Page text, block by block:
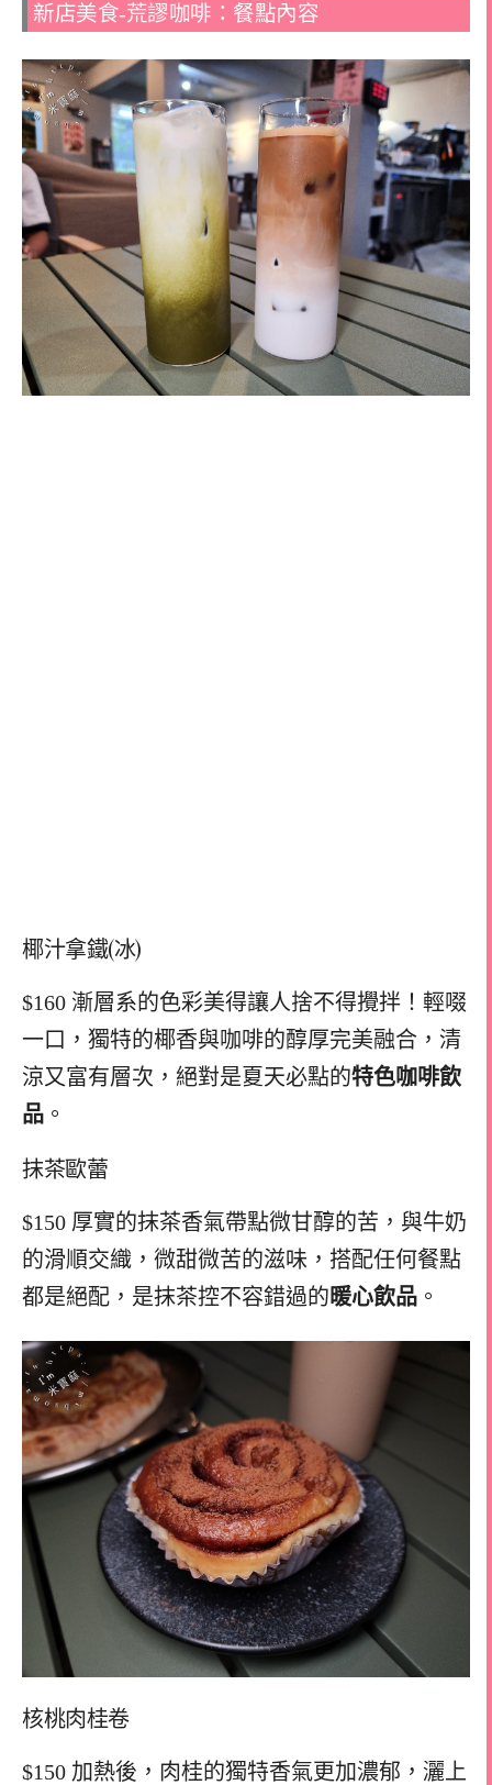
新店美食-荒謬咖啡：餐點內容
椰汁拿鐵(冰)
$160 漸層系的色彩美得讓人捨不得攪拌！輕啜
一口，獨特的椰香與咖啡的醇厚完美融合，清
涼又富有層次，絕對是夏天必點的特色咖啡飲
品 。
抹茶歐蕾
$150 厚實的抹茶香氣帶點微甘醇的苦，與牛奶
的滑順交織，微甜微苦的滋味，搭配任何餐點
都是絕配，是抹茶控不容錯過的暖心飲品 。
核桃肉桂卷
$150 加熱後，肉桂的獨特香氣更加濃郁，灑上